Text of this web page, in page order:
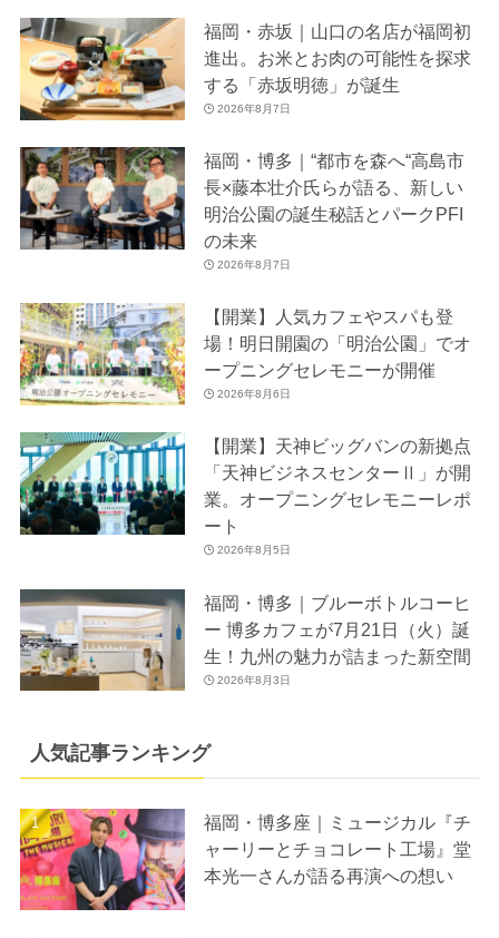
福岡・赤坂｜山口の名店が福岡初
進出。お米とお肉の可能性を探求
する「赤坂明徳」が誕生
2026年8月7日
福岡・博多｜“都市を森へ“高島市
長×藤本壮介氏らが語る、新しい
明治公園の誕生秘話とパークPFI
の未来
2026年8月7日
【開業】人気カフェやスパも登
場！明日開園の「明治公園」でオ
ープニングセレモニーが開催
2026年8月6日
【開業】天神ビッグバンの新拠点
「天神ビジネスセンターⅡ」が開
業。オープニングセレモニーレポ
ート
2026年8月5日
福岡・博多｜ブルーボトルコーヒ
ー 博多カフェが7月21日（火）誕
生！九州の魅力が詰まった新空間
2026年8月3日
人気記事ランキング
福岡・博多座｜ミュージカル『チ
ャーリーとチョコレート工場』堂
本光一さんが語る再演への想い